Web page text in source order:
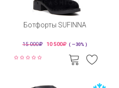
Ботфорты SUFINNA
15 000 10 500 ( —30% )